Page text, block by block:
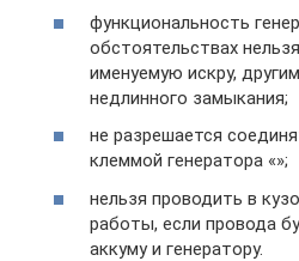
функциональность
обстоятельствах
именуемую искру,
недлинного замыкания;
не разрешается
клеммой генератора «»;
нельзя проводить в
работы, если провода
аккуму и генератору.